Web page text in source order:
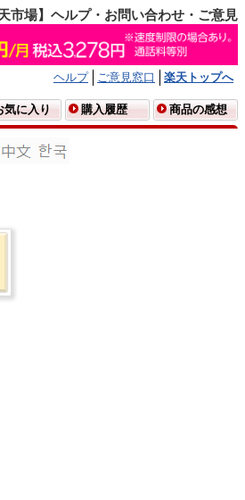
天市場】ヘルプ・お問い合わせ・ご意見
ヘルプ ご意見窓口
楽天トップへ
気に入り 購入履歴 商品の感想